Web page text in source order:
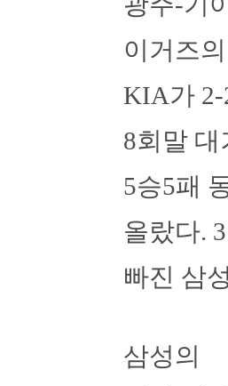
이거즈
KIA가
8회말
5승5패
올랐다.
빠진 삼
삼성의